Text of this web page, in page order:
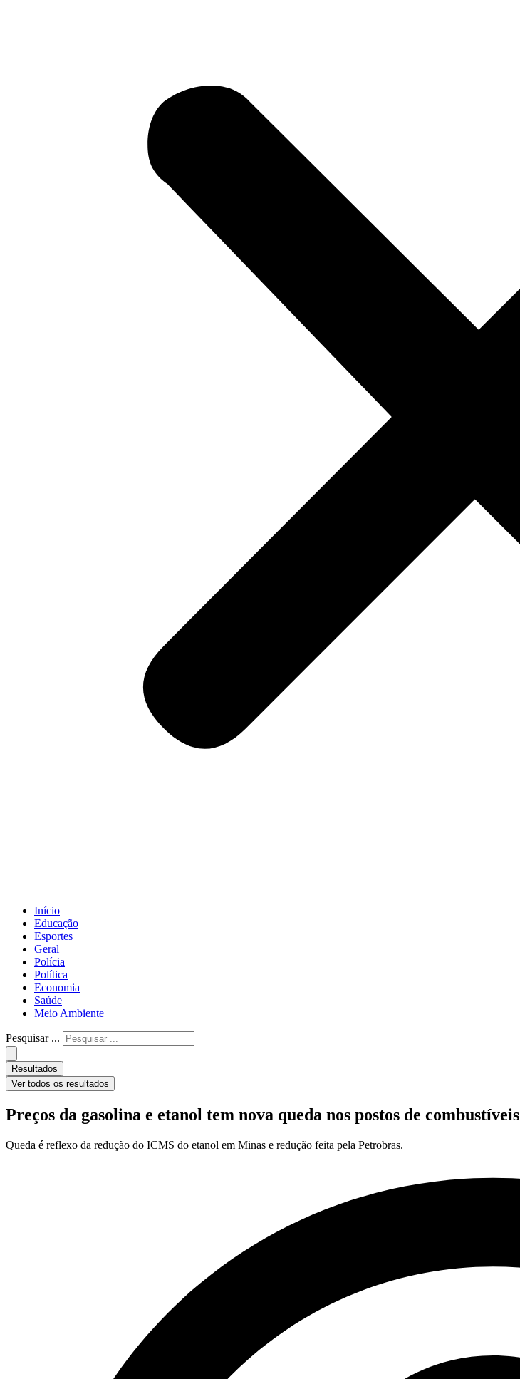
Início
Educação
Esportes
Geral
Polícia
Política
Economia
Saúde
Meio Ambiente
Pesquisar ...
Resultados
Ver todos os resultados
Preços da gasolina e etanol tem nova queda nos postos de combustíveis
Queda é reflexo da redução do ICMS do etanol em Minas e redução feita pela Petrobras.